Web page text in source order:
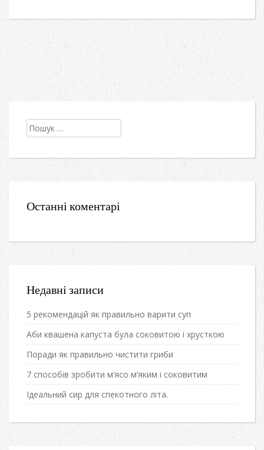
Пошук:
Останні коментарі
Недавні записи
5 рекомендацій як правильно варити суп
Аби квашена капуста була соковитою і хрусткою
Поради як правильно чистити гриби
7 способів зробити м’ясо м’яким і соковитим
Ідеальний сир для спекотного літа.